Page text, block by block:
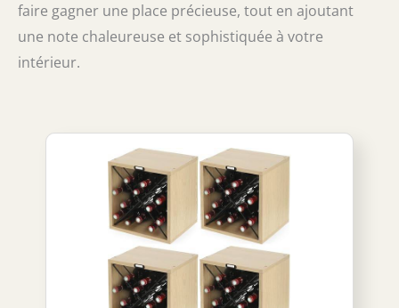
faire gagner une place précieuse, tout en ajoutant
une note chaleureuse et sophistiquée à votre
intérieur.